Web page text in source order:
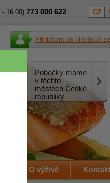
16:00) 773 000 622 CZ
Přihlášení do klientské
Pobočky máme
v těchto
městech České
republiky
O výživě